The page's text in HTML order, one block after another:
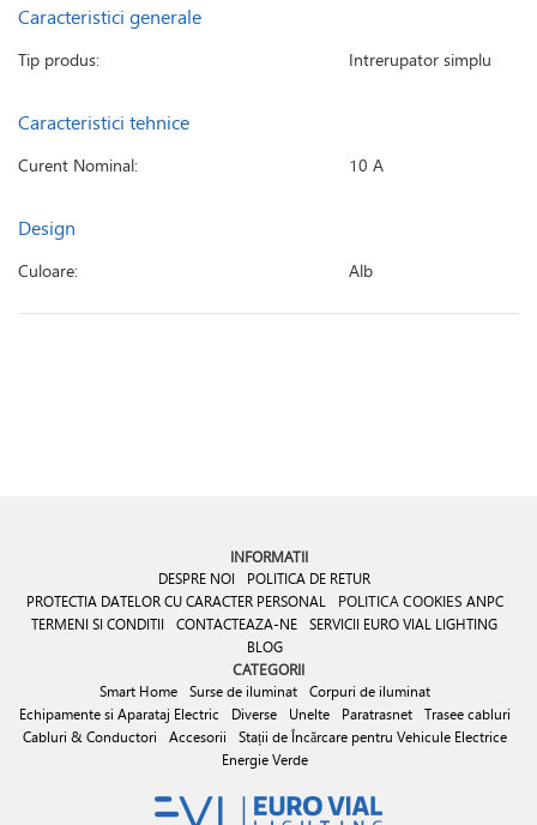
Caracteristici generale
Tip produs: Intrerupator simplu
Caracteristici tehnice
Curent Nominal: 10 A
Design
Culoare: Alb
INFORMATII
DESPRE NOI
POLITICA DE RETUR
PROTECTIA DATELOR CU CARACTER PERSONAL
POLITICA COOKIES ANPC
TERMENI SI CONDITII
CONTACTEAZA-NE SERVICII EURO VIAL LIGHTING
BLOG
CATEGORII
Smart Home Surse de iluminat
Corpuri de iluminat
Echipamente si Aparataj Electric
Diverse Unelte Paratrasnet
Trasee cabluri
Cabluri & Conductori
Accesorii
Stații de Încărcare pentru Vehicule Electrice
Energie Verde